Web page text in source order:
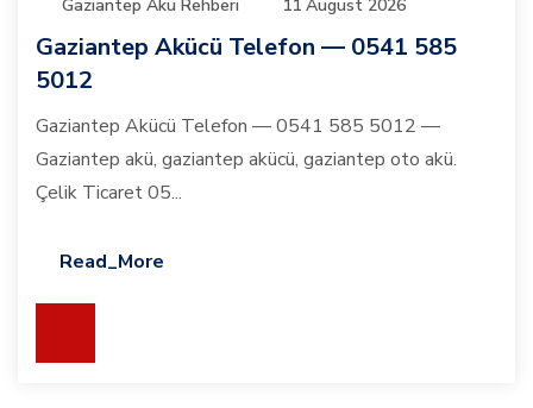
Gaziantep Akü Rehberi 11 August 2026
Gaziantep Akücü Telefon — 0541 585
5012
Gaziantep Akücü Telefon — 0541 585 5012 —
Gaziantep akü, gaziantep akücü, gaziantep oto akü.
Çelik Ticaret 05...
Read_More